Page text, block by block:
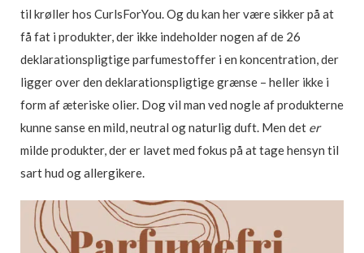
til krøller hos CurlsForYou. Og du kan her være sikker på at
få fat i produkter, der ikke indeholder nogen af de 26
deklarationspligtige parfumestoffer i en koncentration, der
ligger over den deklarationspligtige grænse – heller ikke i
form af æteriske olier. Dog vil man ved nogle af produkterne
kunne sanse en mild, neutral og naturlig duft. Men det er
milde produkter, der er lavet med fokus på at tage hensyn til
sart hud og allergikere.